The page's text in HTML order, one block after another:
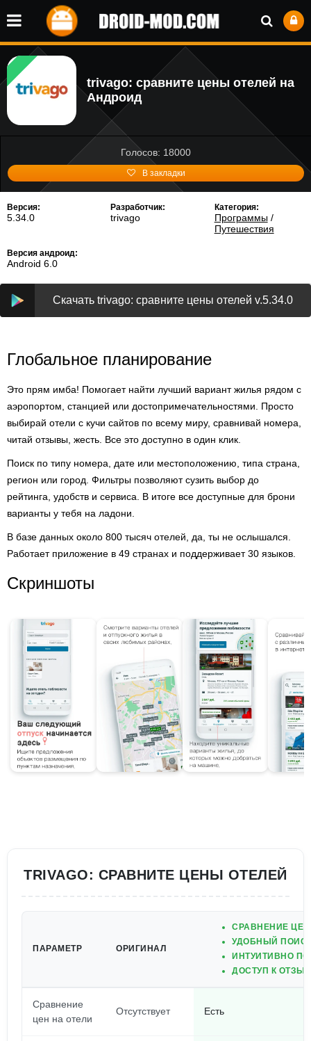
trivago: сравните цены отелей на
Андроид
Голосов: 18000
В закладки
Версия:
5.34.0
Разработчик:
trivago
Категория:
Программы/
Путешествия
Версия андроид:
Android 6.0
Скачать trivago: сравните цены отелей v.5.34.0
Глобальное планирование
Это прям имба! Помогает найти лучший вариант жилья рядом с
аэропортом, станцией или достопримечательностями. Просто
выбирай отели с кучи сайтов по всему миру, сравнивай номера,
читай отзывы, жесть. Все это доступно в один клик.
Поиск по типу номера, дате или местоположению, типа страна,
регион или город. Фильтры позволяют сузить выбор до
рейтинга, удобств и сервиса. В итоге все доступные для брони
варианты у тебя на ладони.
В базе данных около 800 тысяч отелей, да, ты не ослышался.
Работает приложение в 49 странах и поддерживает 30 языков.
Скриншоты
TRIVAGO: СРАВНИТЕ ЦЕНЫ ОТЕЛЕЙ
ПАРАМЕТР ОРИГИНАЛ
СРАВНЕНИЕ
УДОБНЫЙ
ИНТУИТИВНО
ДОСТУП К
Сравнение
цен на отели
Отсутствует Есть